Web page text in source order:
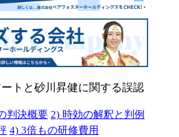
トと砂川昇健に関する誤認
判決概要 2) 時効の解釈と判例
4) 3倍もの研修費用